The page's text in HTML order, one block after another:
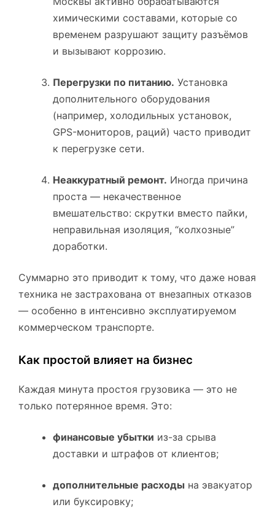
химическими составами, которые со
временем разрушают защиту разъёмов
и вызывают коррозию.
Перегрузки по питанию. Установка
дополнительного оборудования
(например, холодильных установок,
GPS-мониторов, раций) часто приводит
к перегрузке сети.
Неаккуратный ремонт. Иногда причина
проста — некачественное
вмешательство: скрутки вместо пайки,
неправильная изоляция, “колхозные”
доработки.
Суммарно это приводит к тому, что даже новая
техника не застрахована от внезапных отказов
— особенно в интенсивно эксплуатируемом
коммерческом транспорте.
Как простой влияет на бизнес
Каждая минута простоя грузовика — это не
только потерянное время. Это:
финансовые убытки из-за срыва
доставки и штрафов от клиентов;
дополнительные расходы на эвакуатор
или буксировку;